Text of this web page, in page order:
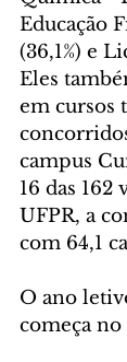
Educação
(36,1%) e
Eles
em cursos
campus
16 das 162
UFPR, a
com 64,1
O ano
começa